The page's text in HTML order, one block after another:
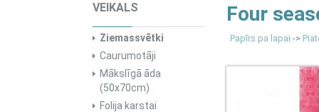
VEIKALS
Ziemassvētki
Caurumotāji
Mākslīgā āda
(50x70cm)
Folija karstai
Four
Papīrs pa lapai ->